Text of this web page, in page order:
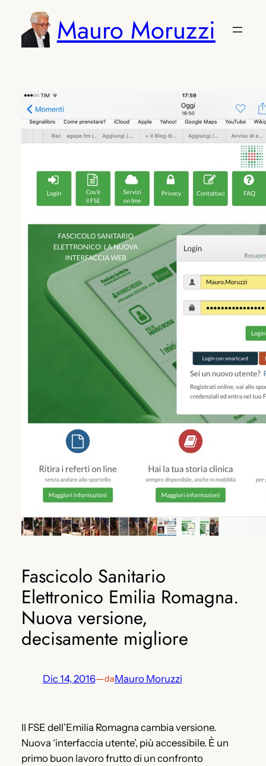
contenuto
Mauro Moruzzi
Fascicolo Sanitario
Elettronico Emilia Romagna.
Nuova versione,
decisamente migliore
Dic 14, 2016—daMauro Moruzzi
Il FSE dell’Emilia Romagna cambia versione.
Nuova ‘interfaccia utente’, più accessibile. È un
primo buon lavoro frutto di un confronto